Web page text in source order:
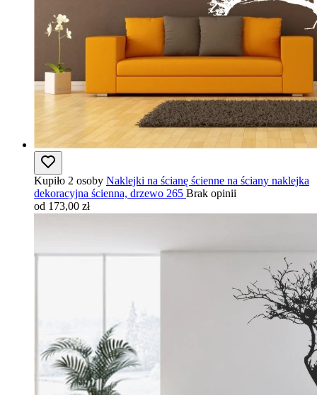
Kupiło 2 osoby Naklejki na ścianę ścienne na ściany naklejka
dekoracyjna ścienna, drzewo 265 Brak opinii
od 173,00 zł